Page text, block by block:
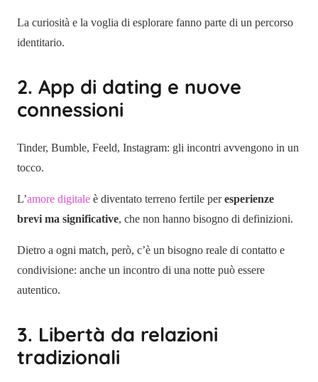
La curiosità e la voglia di esplorare fanno parte di un percorso
identitario.
2. App di dating e nuove
connessioni
Tinder, Bumble, Feeld, Instagram: gli incontri avvengono in un
tocco.
L’amore digitale è diventato terreno fertile peresperienze
brevi ma significative, che non hanno bisogno di definizioni.
Dietro a ogni match, però, c’è un bisogno reale di contatto e
condivisione: anche un incontro di una notte può essere
autentico.
3. Libertà da relazioni
tradizionali